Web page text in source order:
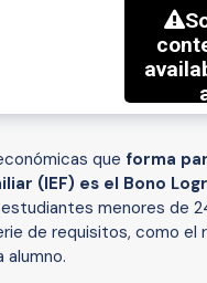
que forma
(IEF) es el Bono
menores de
de requisitos, como el
alumno.